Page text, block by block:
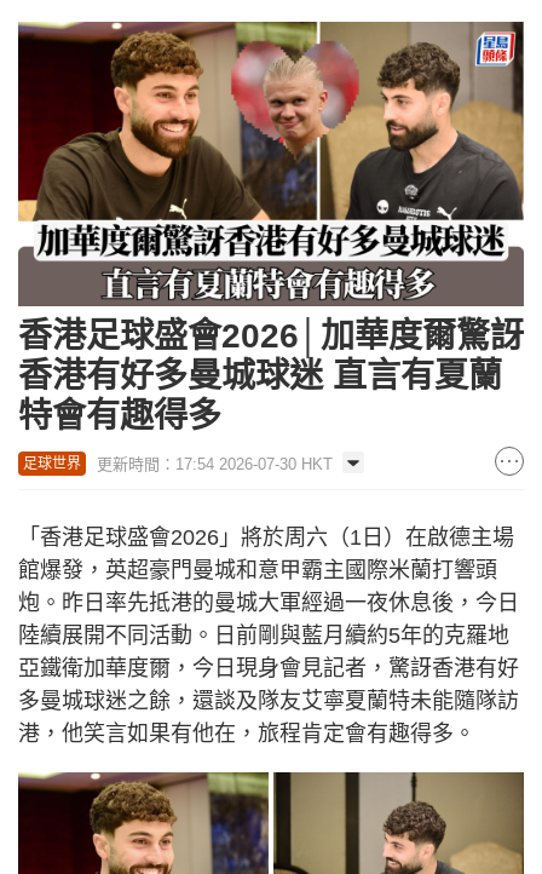
香港足球盛會2026│加華度爾驚訝
香港有好多曼城球迷 直言有夏蘭
特會有趣得多
足球世界 更新時間：17:54 2026-07-30 HKT
「香港足球盛會2026」將於周六（1日）在啟德主場
館爆發，英超豪門曼城和意甲霸主國際米蘭打響頭
炮。昨日率先抵港的曼城大軍經過一夜休息後，今日
陸續展開不同活動。日前剛與藍月續約5年的克羅地
亞鐵衛加華度爾，今日現身會見記者，驚訝香港有好
多曼城球迷之餘，還談及隊友艾寧夏蘭特未能隨隊訪
港，他笑言如果有他在，旅程肯定會有趣得多。